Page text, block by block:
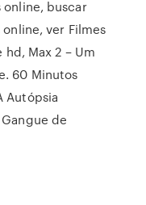
online, buscar
ver Filmes
Max 2 – Um
60 Minutos
Autópsia
de